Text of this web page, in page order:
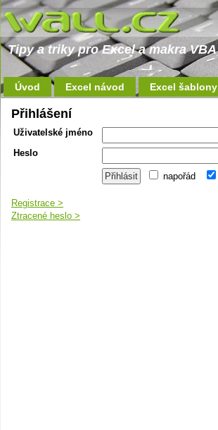
Tipy a triky pro Excel a makra VBA
Úvod Excel návod Excel šablony
Přihlášení
Uživatelské jméno
Heslo
napořád
Registrace >
Ztracené heslo >